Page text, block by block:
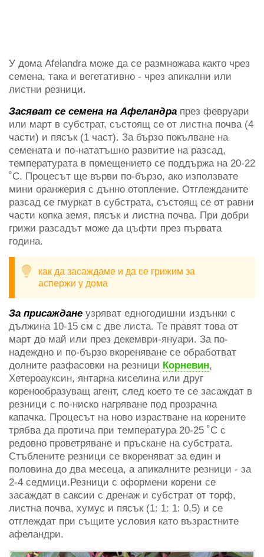
У дома Afelandra може да се размножава както чрез
семена, така и вегетативно - чрез апикални или
листни резници.
Засяват се семена на Афеландра през февруари
или март в субстрат, състоящ се от листна почва (4
части) и пясък (1 част). За бързо покълване на
семената и по-нататъшно развитие на разсад,
температурата в помещението се поддържа на 20-22
˚C. Процесът ще върви по-бързо, ако използвате
мини оранжерия с дънно отопление. Отглежданите
разсад се гмуркат в субстрата, състоящ се от равни
части копка земя, пясък и листна почва. При добри
грижи разсадът може да цъфти през първата
година.
как да засаждаме и да се грижим за
аспержи у дома
За присаждане узряват едногодишни издънки с
дължина 10-15 см с две листа. Те правят това от
март до май или през декември-януари. За по-
надеждно и по-бързо вкореняване се обработват
долните разфасовки на резници Корневин,
Хетероауксин, янтарна киселина или друг
коренообразуващ агент, след което те се засаждат в
резници с по-ниско нагряване под прозрачна
капачка. Процесът на ново израстване на корените
трябва да протича при температура 20-25 ˚C с
редовно проветряване и пръскане на субстрата.
Стъблените резници се вкореняват за един и
половина до два месеца, а апикалните резници - за
2-4 седмици.Резници с оформени корени се
засаждат в саксии с дренаж и субстрат от торф,
листна почва, хумус и пясък (1: 1: 1: 0,5) и се
отглеждат при същите условия като възрастните
афеландри.